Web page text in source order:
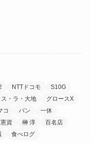
NTTドコモ
S10G
・ラ・大地
グロースX
コ パン
一休
資 榊 淳
百名店
食べログ